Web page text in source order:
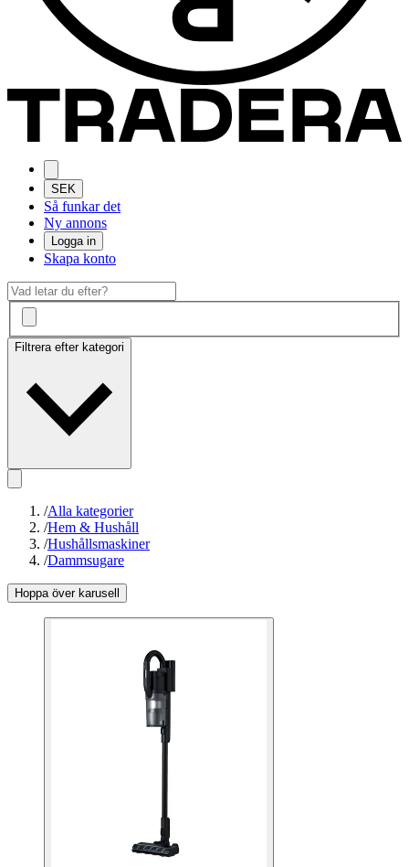
SEK
Så funkar det
Ny annons
Logga in
Skapa konto
Filtrera efter kategori
/Alla kategorier
/Hem & Hushåll
/Hushållsmaskiner
/Dammsugare
Hoppa över karusell